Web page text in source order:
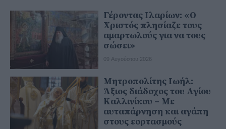
Γέροντας Ιλαρίων: «Ο
Χριστός πλησίαζε τους
αμαρτωλούς για να τους
σώσει»
09 Αυγούστου 2026
Μητροπολίτης Ιωήλ:
Άξιος διάδοχος του Αγίου
Καλλινίκου – Με
αυταπάρνηση και αγάπη
στους εορτασμούς